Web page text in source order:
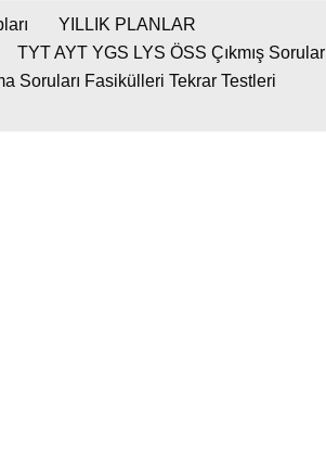
YILLIK PLANLAR
TYT AYT YGS LYS ÖSS Çıkmış Sorular
Soruları Fasikülleri Tekrar Testleri